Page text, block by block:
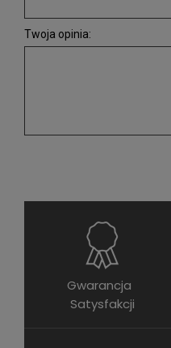
Twoja opinia:
Gwarancja
Satysfakcji